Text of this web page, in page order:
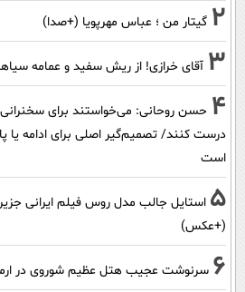
2 گیتار من ؛ عباس مهرپویا (+صدا)
3 آقای خرازی! از ریش سفید و عمامه
4 حسن روحانی: می‌خواستند برای سخنرانی
درست کنند/ تصمیم‌گیر اصلی برای ادامه یا
است
5 استایل جالب مدل روس فیلم ایرانی
(+عکس)
6 سرنوشت عجیب هتل عظیم شوروی در